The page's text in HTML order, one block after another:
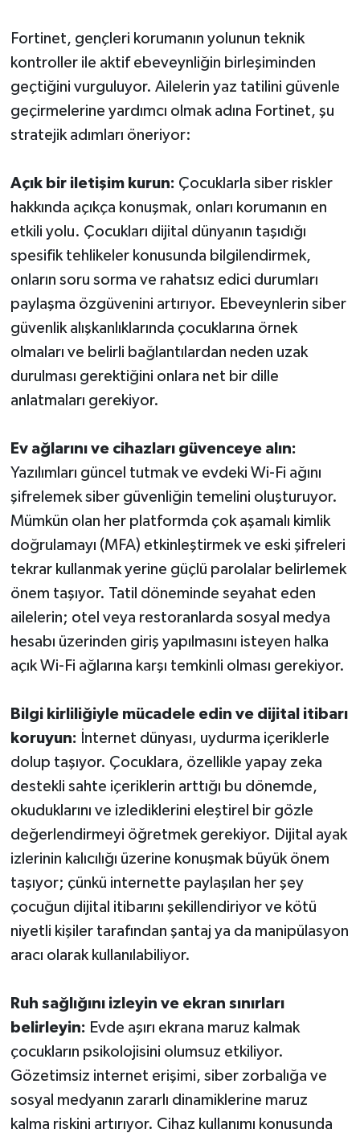
Fortinet, gençleri korumanın yolunun teknik
kontroller ile aktif ebeveynliğin birleşiminden
geçtiğini vurguluyor. Ailelerin yaz tatilini güvenle
geçirmelerine yardımcı olmak adına Fortinet, şu
stratejik adımları öneriyor:
Açık bir iletişim kurun: Çocuklarla siber riskler
hakkında açıkça konuşmak, onları korumanın en
etkili yolu. Çocukları dijital dünyanın taşıdığı
spesifik tehlikeler konusunda bilgilendirmek,
onların soru sorma ve rahatsız edici durumları
paylaşma özgüvenini artırıyor. Ebeveynlerin siber
güvenlik alışkanlıklarında çocuklarına örnek
olmaları ve belirli bağlantılardan neden uzak
durulması gerektiğini onlara net bir dille
anlatmaları gerekiyor.
Ev ağlarını ve cihazları güvenceye alın:
Yazılımları güncel tutmak ve evdeki Wi-Fi ağını
şifrelemek siber güvenliğin temelini oluşturuyor.
Mümkün olan her platformda çok aşamalı kimlik
doğrulamayı (MFA) etkinleştirmek ve eski şifreleri
tekrar kullanmak yerine güçlü parolalar belirlemek
önem taşıyor. Tatil döneminde seyahat eden
ailelerin; otel veya restoranlarda sosyal medya
hesabı üzerinden giriş yapılmasını isteyen halka
açık Wi-Fi ağlarına karşı temkinli olması gerekiyor.
Bilgi kirliliğiyle mücadele edin ve dijital itibarı
koruyun: İnternet dünyası, uydurma içeriklerle
dolup taşıyor. Çocuklara, özellikle yapay zeka
destekli sahte içeriklerin arttığı bu dönemde,
okuduklarını ve izlediklerini eleştirel bir gözle
değerlendirmeyi öğretmek gerekiyor. Dijital ayak
izlerinin kalıcılığı üzerine konuşmak büyük önem
taşıyor; çünkü internette paylaşılan her şey
çocuğun dijital itibarını şekillendiriyor ve kötü
niyetli kişiler tarafından şantaj ya da manipülasyon
aracı olarak kullanılabiliyor.
Ruh sağlığını izleyin ve ekran sınırları
belirleyin: Evde aşırı ekrana maruz kalmak
çocukların psikolojisini olumsuz etkiliyor.
Gözetimsiz internet erişimi, siber zorbalığa ve
sosyal medyanın zararlı dinamiklerine maruz
kalma riskini artırıyor. Cihaz kullanımı konusunda